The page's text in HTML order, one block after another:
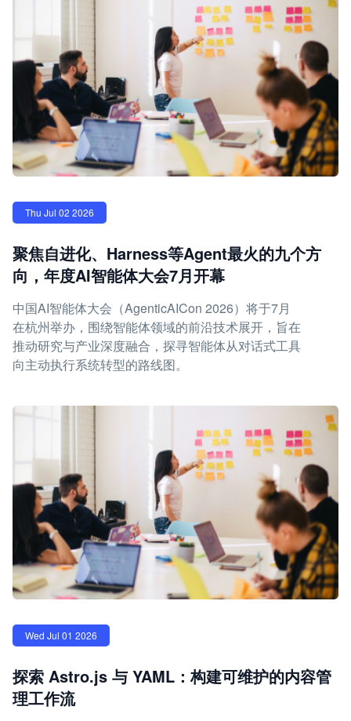
Thu Jul 02 2026
聚焦自进化、Harness等Agent最火的九个方
向，年度AI智能体大会7月开幕
中国AI智能体大会（AgenticAICon 2026）将于7月
在杭州举办，围绕智能体领域的前沿技术展开，旨在
推动研究与产业深度融合，探寻智能体从对话式工具
向主动执行系统转型的路线图。
Wed Jul 01 2026
探索 Astro.js 与 YAML：构建可维护的内容管
理工作流